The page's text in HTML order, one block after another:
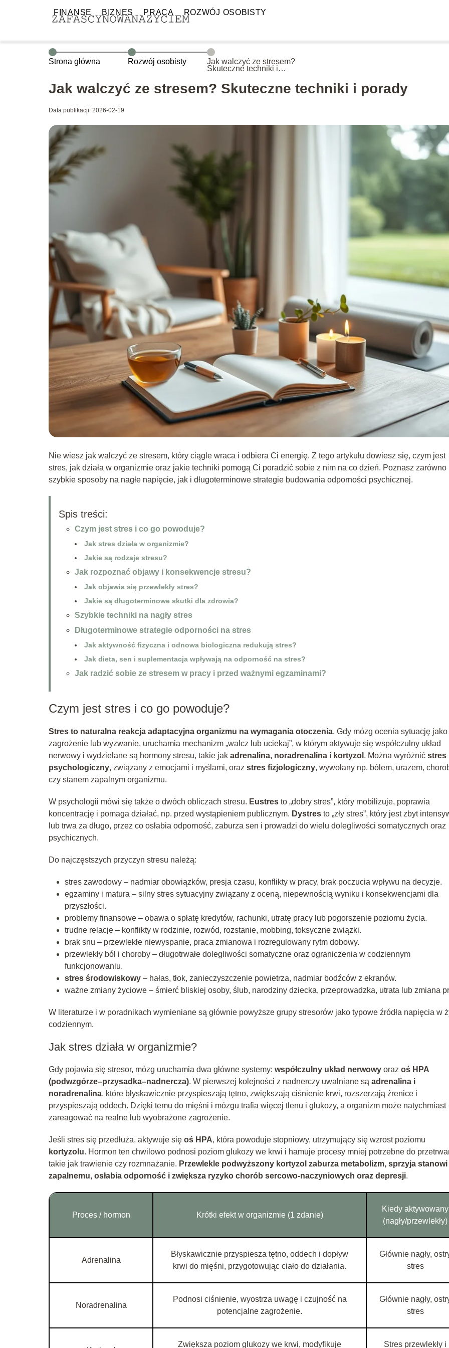
FINANSE BIZNES PRACA ROZWÓJ OSOBISTY
Strona główna Rozwój osobisty
Jak walczyć ze stresem?
Skuteczne techniki i
Jak walczyć ze stresem? Skuteczne techniki i porady
Data publikacji: 2026-02-19
Nie wiesz jak walczyć ze stresem, który ciągle wraca i odbiera Ci energię. Z tego artykułu dowiesz się, czym jest
stres, jak działa w organizmie oraz jakie techniki pomogą Ci poradzić sobie z nim na co dzień. Poznasz zarówno
szybkie sposoby na nagłe napięcie, jak i długoterminowe strategie budowania odporności psychicznej.
Spis treści:
Czym jest stres i co go powoduje?
Jak stres działa w organizmie?
Jakie są rodzaje stresu?
Jak rozpoznać objawy i konsekwencje stresu?
Jak objawia się przewlekły stres?
Jakie są długoterminowe skutki dla zdrowia?
Szybkie techniki na nagły stres
Długoterminowe strategie odporności na stres
Jak aktywność fizyczna i odnowa biologiczna redukują stres?
Jak dieta, sen i suplementacja wpływają na odporność na stres?
Jak radzić sobie ze stresem w pracy i przed ważnymi egzaminami?
Czym jest stres i co go powoduje?
Stres to naturalna reakcja adaptacyjna organizmu na wymagania otoczenia. Gdy mózg ocenia sytuację jako
zagrożenie lub wyzwanie, uruchamia mechanizm „walcz lub uciekaj”, w którym aktywuje się współczulny układ
nerwowy i wydzielane są hormony stresu, takie jak adrenalina, noradrenalina i kortyzol . Można wyróżnić stres
psychologiczny, związany z emocjami i myślami, oraz stres fizjologiczny, wywołany np. bólem, urazem,
czy stanem zapalnym organizmu.
W psychologii mówi się także o dwóch obliczach stresu. Eustres to „dobry stres”, który mobilizuje, poprawia
koncentrację i pomaga działać, np. przed wystąpieniem publicznym. Dystres to „zły stres”, który jest zbyt
lub trwa za długo, przez co osłabia odporność, zaburza sen i prowadzi do wielu dolegliwości somatycznych oraz
psychicznych.
Do najczęstszych przyczyn stresu należą:
stres zawodowy – nadmiar obowiązków, presja czasu, konflikty w pracy, brak poczucia wpływu na decyzje.
egzaminy i matura – silny stres sytuacyjny związany z oceną, niepewnością wyniku i konsekwencjami dla
przyszłości.
problemy finansowe – obawa o spłatę kredytów, rachunki, utratę pracy lub pogorszenie poziomu życia.
trudne relacje – konflikty w rodzinie, rozwód, rozstanie, mobbing, toksyczne związki.
brak snu – przewlekłe niewyspanie, praca zmianowa i rozregulowany rytm dobowy.
przewlekły ból i choroby – długotrwałe dolegliwości somatyczne oraz ograniczenia w codziennym
funkcjonowaniu.
stres środowiskowy – hałas, tłok, zanieczyszczenie powietrza, nadmiar bodźców z ekranów.
ważne zmiany życiowe – śmierć bliskiej osoby, ślub, narodziny dziecka, przeprowadzka, utrata lub zmiana
W literaturze i w poradnikach wymieniane są głównie powyższe grupy stresorów jako typowe źródła napięcia w
codziennym.
Jak stres działa w organizmie?
Gdy pojawia się stresor, mózg uruchamia dwa główne systemy: współczulny układ nerwowy oraz oś HPA
(podwzgórze–przysadka–nadnercza). W pierwszej kolejności z nadnerczy uwalniane są adrenalina i
noradrenalina, które błyskawicznie przyspieszają tętno, zwiększają ciśnienie krwi, rozszerzają źrenice i
przyspieszają oddech. Dzięki temu do mięśni i mózgu trafia więcej tlenu i glukozy, a organizm może natychmiast
zareagować na realne lub wyobrażone zagrożenie.
Jeśli stres się przedłuża, aktywuje się oś HPA, która powoduje stopniowy, utrzymujący się wzrost poziomu
kortyzolu. Hormon ten chwilowo podnosi poziom glukozy we krwi i hamuje procesy mniej potrzebne do
takie jak trawienie czy rozmnażanie. Przewlekle podwyższony kortyzol zaburza metabolizm, sprzyja stanowi
zapalnemu, osłabia odporność i zwiększa ryzyko chorób sercowo-naczyniowych oraz depresji.
Proces / hormon Krótki efekt w organizmie (1 zdanie)
Kiedy aktywowany
(nagły/przewlekły)
Adrenalina
Błyskawicznie przyspiesza tętno, oddech i dopływ
krwi do mięśni, przygotowując ciało do działania.
Głównie nagły,
stres
Noradrenalina
Podnosi ciśnienie, wyostrza uwagę i czujność na
potencjalne zagrożenie.
Głównie nagły,
stres
Zwiększa poziom glukozy we krwi, modyfikuje Stres przewlekły i